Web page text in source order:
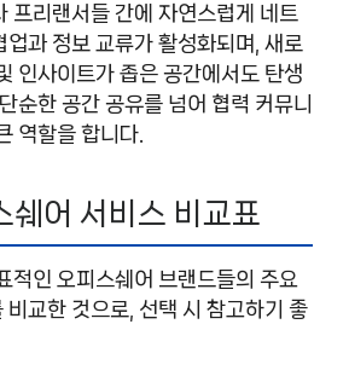
프리랜서들 간에 자연스럽게 네트
업과 정보 교류가 활성화되며, 새로
인사이트가 좁은 공간에서도 탄생
순한 공간 공유를 넘어 협력 커뮤니
역할을 합니다.
쉐어 서비스 비교표
적인 오피스쉐어 브랜드들의 주요
비교한 것으로, 선택 시 참고하기 좋